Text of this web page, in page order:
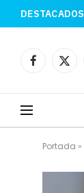
DESTACADOS
Facebook
X
Portada »